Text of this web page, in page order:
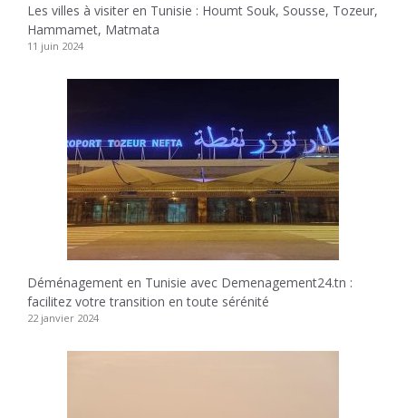
Les villes à visiter en Tunisie : Houmt Souk, Sousse, Tozeur,
Hammamet, Matmata
11 juin 2024
Déménagement en Tunisie avec Demenagement24.tn :
facilitez votre transition en toute sérénité
22 janvier 2024